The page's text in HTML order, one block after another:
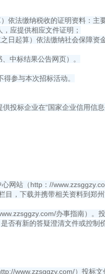
法缴纳税收的证明资料：
应提供相应文件证明；
起算）依法缴纳社会保障
中标结果公告网页）。
参与本次招标活动。
标企业在“国家企业信用信
站（http：//
，下载并携带相关资料到
办事指南）。
否有新的答疑澄清文件或控制
www.zzsggzy.com/）投标